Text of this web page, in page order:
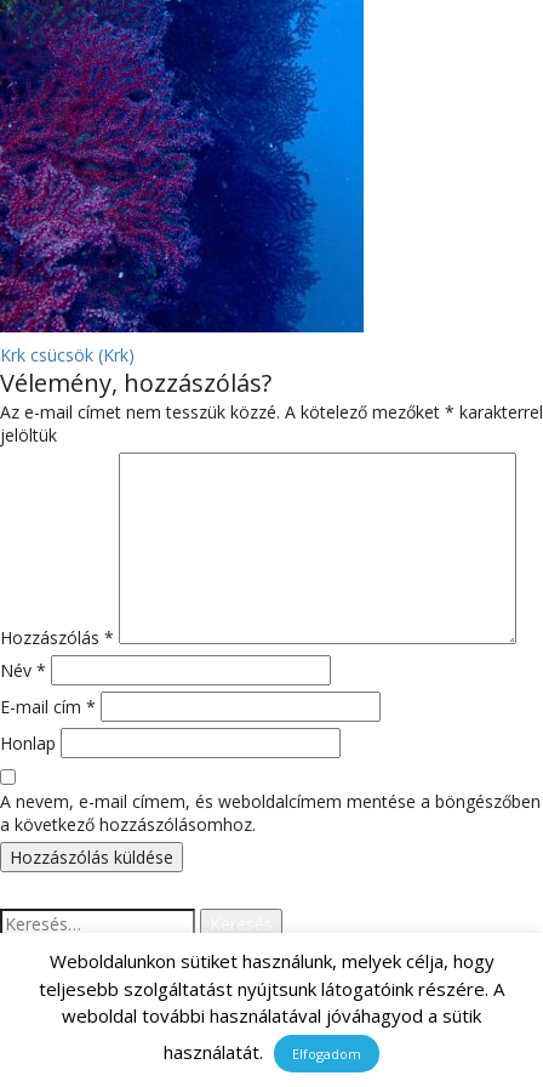
BEJEGYZÉS
NAVIGÁCIÓ
Krk csücsök (Krk)
Vélemény, hozzászólás?
Az e-mail címet nem tesszük közzé. A kötelező mezőket * karakterrel
jelöltük
Hozzászólás *
Név *
E-mail cím *
Honlap
A nevem, e-mail címem, és weboldalcímem mentése a böngészőben
a következő hozzászólásomhoz.
Keresés:
LEGUTÓBBI HOZZÁSZÓLÁSOK
Weboldalunkon sütiket használunk, melyek célja, hogy
teljesebb szolgáltatást nyújtsunk látogatóink részére. A
weboldal további használatával jóváhagyod a sütik
használatát.
Elfogadom